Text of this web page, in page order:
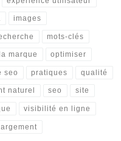
images
mots-clés
marque optimiser
seo pratiques qualité
naturel seo site
visibilité en ligne